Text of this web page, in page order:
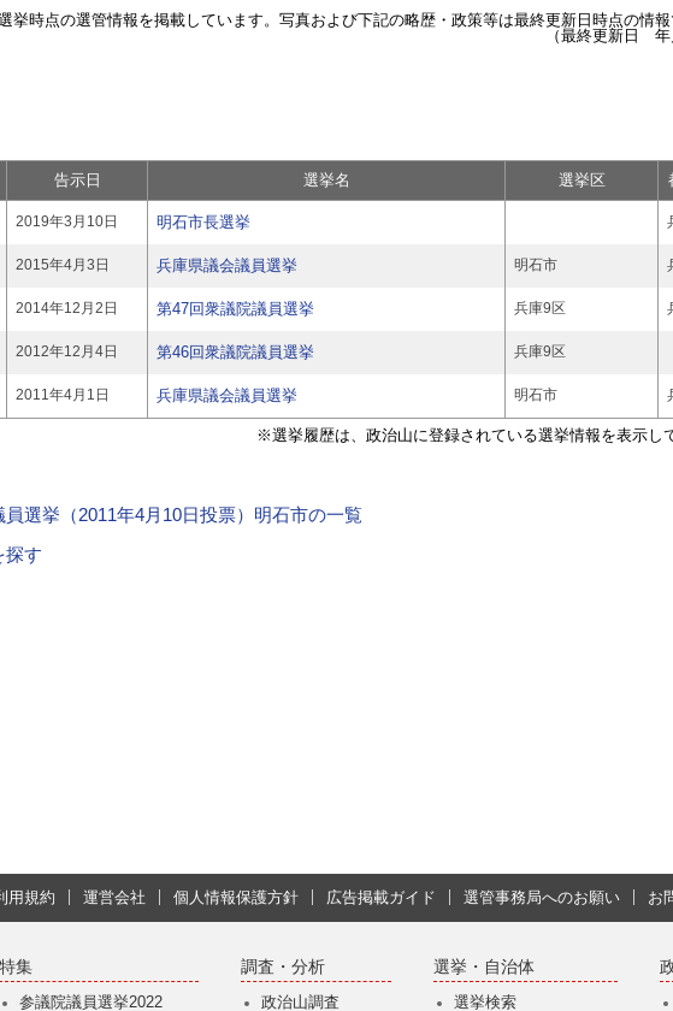
挙時点の選管情報を掲載しています。写真および下記の略歴・政策等は最終更新日時点の情報
（最終更新日 年
告示日 選挙名 選挙区
2019年3月10日 明石市長選挙
2015年4月3日 兵庫県議会議員選挙 明石市
2014年12月2日 第47回衆議院議員選挙 兵庫9区
2012年12月4日 第46回衆議院議員選挙 兵庫9区
2011年4月1日 兵庫県議会議員選挙 明石市
※選挙履歴は、政治山に登録されている選挙情報を表示し
員選挙（2011年4月10日投票）明石市の一覧
探す
用規約 運営会社 個人情報保護方針 広告掲載ガイド 選管事務局へのお願い お
特集
参議院議員選挙2022
調査・分析
政治山調査
選挙・自治体
選挙検索